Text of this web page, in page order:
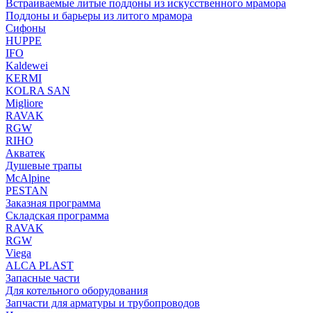
Встраиваемые литые поддоны из искусственного мрамора
Поддоны и барьеры из литого мрамора
Сифоны
HUPPE
IFO
Kaldewei
KERMI
KOLRA SAN
Migliore
RAVAK
RGW
RIHO
Акватек
Душевые трапы
McAlpine
PESTAN
Заказная программа
Складская программа
RAVAK
RGW
Viega
АLCA PLAST
Запасные части
Для котельного оборудования
Запчасти для арматуры и трубопроводов